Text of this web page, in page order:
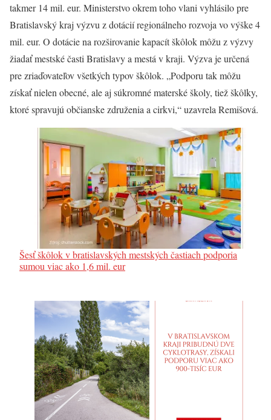
takmer 14 mil. eur. Ministerstvo okrem toho vlani vyhlásilo pre
Bratislavský kraj výzvu z dotácií regionálneho rozvoja vo výške 4
mil. eur. O dotácie na rozširovanie kapacít škôlok môžu z výzvy
žiadať mestské časti Bratislavy a mestá v kraji. Výzva je určená
pre zriaďovateľov všetkých typov škôlok. „Podporu tak môžu
získať nielen obecné, ale aj súkromné materské školy, tiež škôlky,
ktoré spravujú občianske združenia a cirkvi,“ uzavrela Remišová.
Šesť škôlok v bratislavských mestských častiach podporia
sumou viac ako 1,6 mil. eur